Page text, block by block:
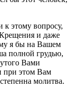
этому вопросу,
и даже
я бы на Вашем
полной грудью,
Вами
при этом Вам
молитва.